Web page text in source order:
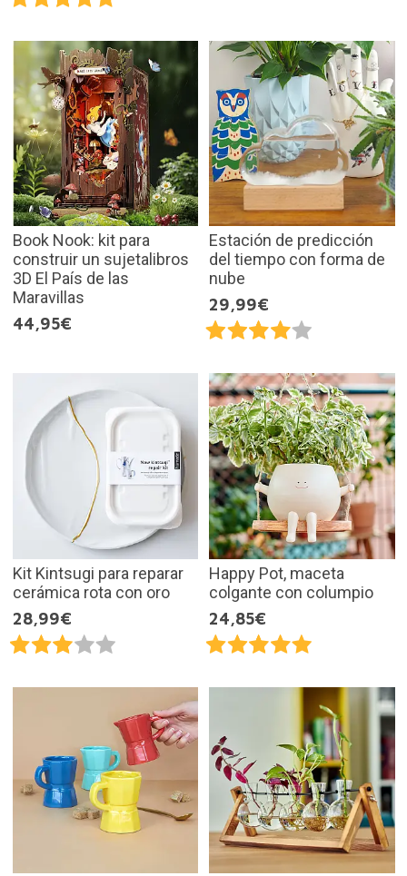
Book Nook: kit para
construir un sujetalibros
3D El País de las
Maravillas
44,95€
Estación de predicción
del tiempo con forma de
nube
29,99€
Kit Kintsugi para reparar
cerámica rota con oro
28,99€
Happy Pot, maceta
colgante con columpio
24,85€